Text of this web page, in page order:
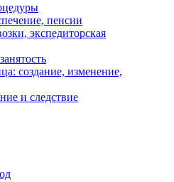
пенсии
экспедиторская
создание, изменение,
и следствие